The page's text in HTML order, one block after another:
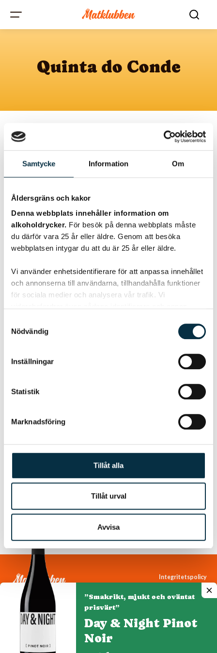
Samtycke Information Om
Åldersgräns och kakor
Denna webbplats innehåller information om
alkoholdrycker. För besök på denna webbplats måste
du därför vara 25 år eller äldre. Genom att besöka
webbplatsen intygar du att du är 25 år eller äldre.
Vi använder enhetsidentifierare för att anpassa innehållet
och annonserna till användarna, tillhandahålla funktioner
för sociala medier och analysera vår trafik. Vi
annons- och analysföretag som vi samarbetar med.
Dessa kan i sin tur kombinera informationen med annan
information som du har tillhandahållit eller som de har
samlat in när du har använt deras tjänster.
Nödvändig
Inställningar
Statistik
Marknadsföring
Tillåt alla
Tillåt urval
Avvisa
Quinta do Conde
Galodoro Winemaker’s Red
Galodoro Winemaker’s White
KÖP 219 KR
Integritetspolicy
Cookiepolicy
Denna webbplats drivs av Vinklubben i Norden AB
”Smakrikt, mjukt och oväntat
prisvärt”
Day & Night Pinot
Noir